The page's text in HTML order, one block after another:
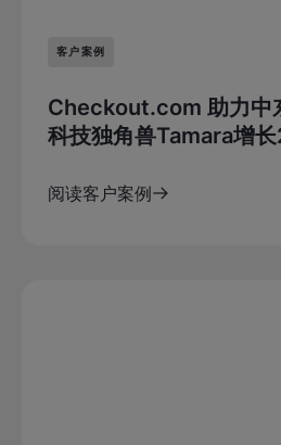
客户案例
Checkout.com 助力中
科技独角兽Tamara增
阅读客户案例